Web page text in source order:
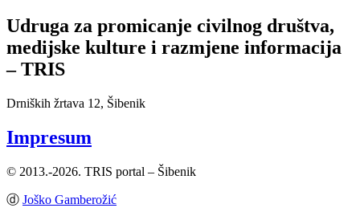
Udruga za promicanje civilnog društva,
medijske kulture i razmjene informacija
– TRIS
Drniških žrtava 12, Šibenik
Impresum
© 2013.-2026. TRIS portal – Šibenik
ⓓ Joško Gamberožić